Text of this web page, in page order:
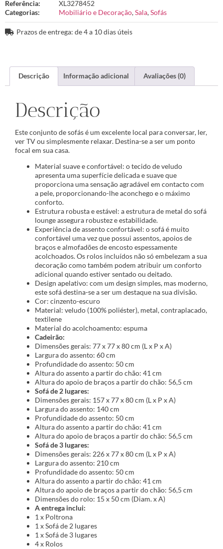
Referência:
XL3278452
Categorias:
Mobiliário e Decoração,Sala,Sofás
Prazos de entrega: de 4 a 10 dias úteis
Descrição Informação adicional Avaliações (0)
Descrição
Este conjunto de sofás é um excelente local para conversar, ler,
ver TV ou simplesmente relaxar. Destina-se a ser um ponto
focal em sua casa.
Material suave e confortável: o tecido de veludo
apresenta uma superfície delicada e suave que
proporciona uma sensação agradável em contacto com
a pele, proporcionando-lhe aconchego e o máximo
conforto.
Estrutura robusta e estável: a estrutura de metal do sofá
lounge assegura robustez e estabilidade.
Experiência de assento confortável: o sofá é muito
confortável uma vez que possui assentos, apoios de
braços e almofadões de encosto espessamente
acolchoados. Os rolos incluídos não só embelezam a sua
decoração como também podem atribuir um conforto
adicional quando estiver sentado ou deitado.
Design apelativo: com um design simples, mas moderno,
este sofá destina-se a ser um destaque na sua divisão.
Cor: cinzento-escuro
Material: veludo (100% poliéster), metal, contraplacado,
textilene
Material do acolchoamento: espuma
Cadeirão:
Dimensões gerais: 77 x 77 x 80 cm (L x P x A)
Largura do assento: 60 cm
Profundidade do assento: 50 cm
Altura do assento a partir do chão: 41 cm
Altura do apoio de braços a partir do chão: 56,5 cm
Sofá de 2 lugares:
Dimensões gerais: 157 x 77 x 80 cm (L x P x A)
Largura do assento: 140 cm
Profundidade do assento: 50 cm
Altura do assento a partir do chão: 41 cm
Altura do apoio de braços a partir do chão: 56,5 cm
Sofá de 3 lugares:
Dimensões gerais: 226 x 77 x 80 cm (L x P x A)
Largura do assento: 210 cm
Profundidade do assento: 50 cm
Altura do assento a partir do chão: 41 cm
Altura do apoio de braços a partir do chão: 56,5 cm
Dimensões do rolo: 15 x 50 cm (Diam. x A)
A entrega inclui:
1 x Poltrona
1 x Sofá de 2 lugares
1 x Sofá de 3 lugares
4 x Rolos